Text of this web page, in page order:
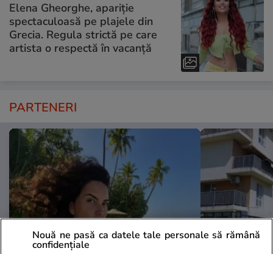
Elena Gheorghe, apariție
spectaculoasă pe plajele din
Grecia. Regula strictă pe care
artista o respectă în vacanță
PARTENERI
Nouă ne pasă ca datele tale personale să rămână
confidențiale